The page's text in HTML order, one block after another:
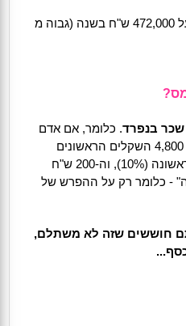
- שכר, העולה על 472,000 ש"ח בשנה (גבוה מ
בנפרד. כלומר, אם אדם
משתכר בחודש 5,000 ש"ח, הרי 4,800 השקלים הראשונים
מחושבים על פי מדרגת המס הראשונה (10%), וה-200 ש"ח
- כלומר רק על ההפרש של
חוששים שזה לא משתלם,